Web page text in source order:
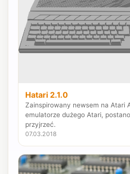
Hatari 2.1.0
Zainspirowany newsem na Atari
emulatorze dużego Atari,
przyjrzeć.
07.03.2018